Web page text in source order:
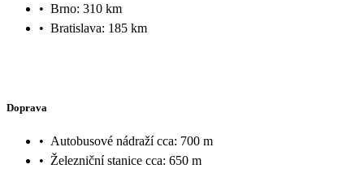
• Brno: 310 km
• Bratislava: 185 km
Doprava
• Autobusové nádraží cca: 700 m
• Železniční stanice cca: 650 m